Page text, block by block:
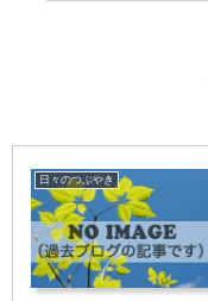
日々のつぶやき